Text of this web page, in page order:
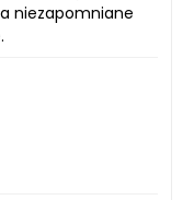
niezapomniane